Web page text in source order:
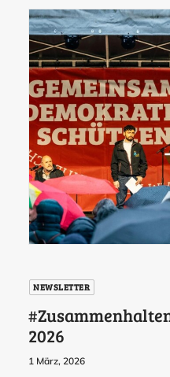
NEWSLETTER
2026
1 März, 2026